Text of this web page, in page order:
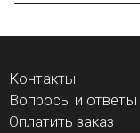
Контакты
Вопросы и ответы
Оплатить заказ